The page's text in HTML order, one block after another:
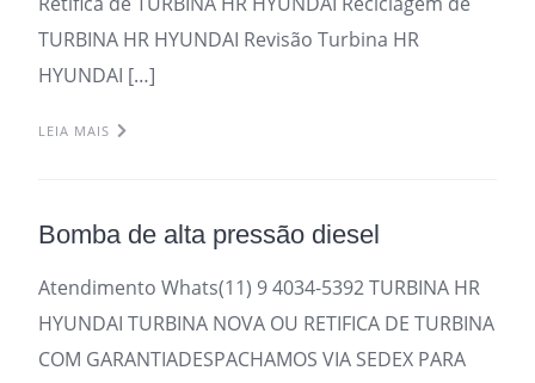
TURBINA HR HYUNDAI Revisão Turbina HR
HYUNDAI […]
LEIA MAIS
Bomba de alta pressão diesel
Atendimento Whats(11) 9 4034-5392 TURBINA HR
HYUNDAI TURBINA NOVA OU RETIFICA DE TURBINA
COM GARANTIADESPACHAMOS VIA SEDEX PARA